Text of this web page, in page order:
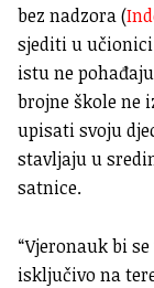
bez nadzora (
sjediti u
istu ne
brojne škole ne
upisati svoju
stavljaju u
satnice.
“Vjeronauk bi
isključivo na